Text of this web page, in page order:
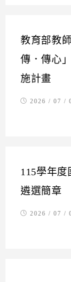
教育部教
傳．傳心
施計畫
Post2026 / 07 /
115學年
遴選簡章
Post2026 / 07 /